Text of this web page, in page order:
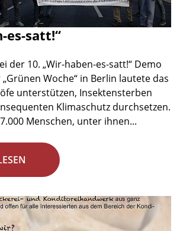
es-satt!“
der 10. „Wir-haben-es-satt!“ Demo
Woche“ in Berlin lautete das
unterstützen, Insektensterben
Klimaschutz durchsetzen.
Menschen, unter ihnen...